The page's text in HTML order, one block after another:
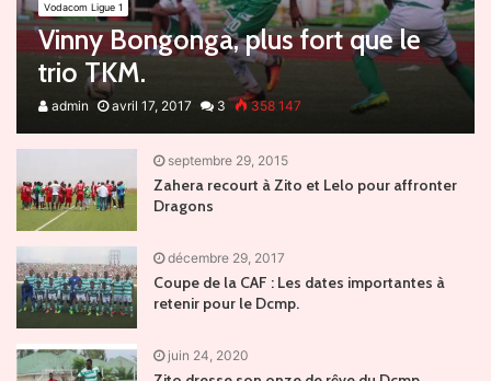
Vodacom Ligue 1
Vinny Bongonga, plus fort que le
trio TKM.
admin avril 17, 2017 3 358 147
septembre 29, 2015
Zahera recourt à Zito et Lelo pour affronter
Dragons
décembre 29, 2017
Coupe de la CAF : Les dates importantes à
retenir pour le Dcmp.
juin 24, 2020